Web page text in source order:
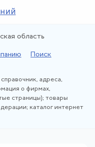
область
Поиск
адреса,
о фирмах,
страницы); товары
каталог интернет